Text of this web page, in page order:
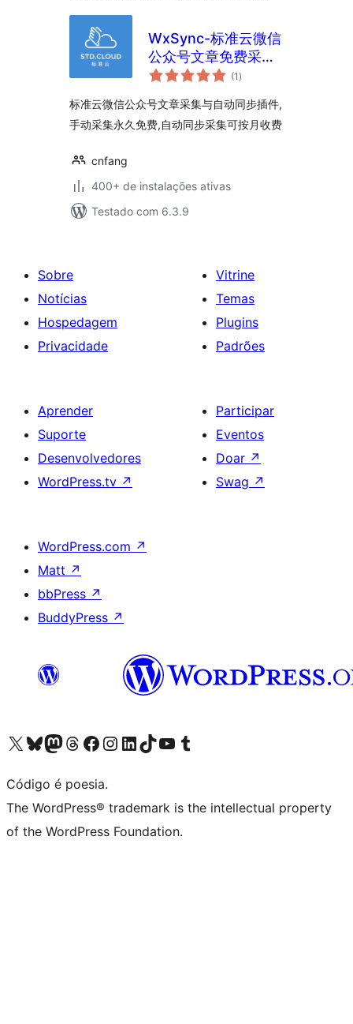
WxSync-标准云微信
公众号文章免费采集-
任意公众号自动采集
(1 total
de
)
标准云微信公众号文章采集与自动同步插件,
手动采集永久免费,自动同步采集可按月收费
cnfang
400+ de instalações ativas
Testado com 6.3.9
Sobre
Notícias
Hospedagem
Privacidade
Vitrine
Temas
Plugins
Padrões
Aprender
Suporte
Desenvolvedores
WordPress.tv ↗
Participar
Eventos
Doar ↗
Swag ↗
WordPress.com ↗
Matt ↗
bbPress ↗
BuddyPress ↗
Acessar nossa conta do X (antigo Twitter)
Acessar nossa conta do Bluesky
Acessar nossa conta do Mastodon
Acessar nossa conta do Threads
Acessar nossa página do Facebook
Acessar nossa conta do Instagram
Acessar nossa conta do LinkedIn
Acessar nossa conta do TikTok
Acessar nosso canal do YouTube
Acessar nossa conta no Tumblr
Código é poesia.
The WordPress® trademark is the intellectual property
of the WordPress Foundation.